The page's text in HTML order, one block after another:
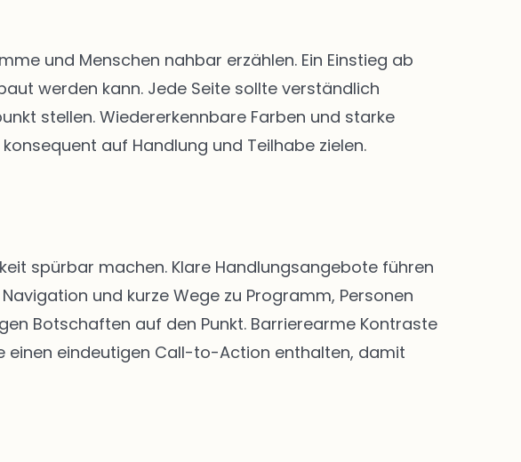
und Menschen nahbar erzählen. Ein Einstieg ab
werden kann. Jede Seite sollte verständlich
stellen. Wiedererkennbare Farben und starke
auf Handlung und Teilhabe zielen.
spürbar machen. Klare Handlungsangebote führen
und kurze Wege zu Programm, Personen
Botschaften auf den Punkt. Barrierearme Kontraste
einen eindeutigen Call-to-Action enthalten, damit